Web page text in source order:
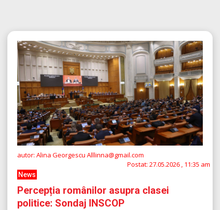
autor: Alina Georgescu Alllinna@gmail.com
Postat: 27.05.2026 , 11:35 am
News
Percepția românilor asupra clasei
politice: Sondaj INSCOP